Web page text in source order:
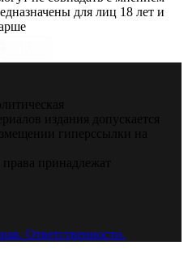
для лиц 18 лет и
издания допускается
гиперссылки на
принадлежат
Ответственности.